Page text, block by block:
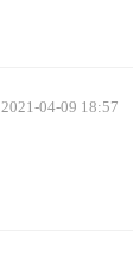
2021-04-09 18:57